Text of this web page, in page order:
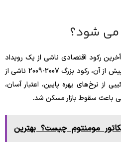
می شود؟
آخرین رکود اقتصادی ناشی از یک رویداد
قو سیاه، همه گیر COVID-19 بود. پیش از آن، رکود بزرگ 2007-2009 ناشی از
از نرخ‌های بهره پایین، اعتبار آسان،
باعث سقوط بازار مسکن شد.
مومنتوم چیست؟ بهترین